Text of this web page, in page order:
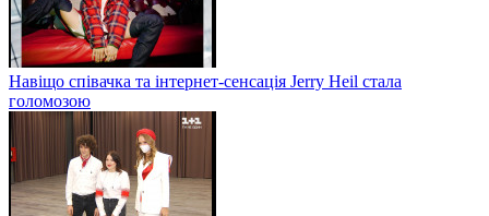
Навіщо співачка та інтернет-сенсація Jerry Heil стала
голомозою